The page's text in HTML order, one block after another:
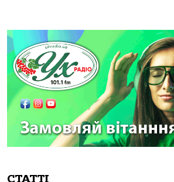
СТАТТІ